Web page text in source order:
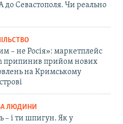
до Севастополя. Чи реально
– не Росія»: маркетплейс
припинив прийом нових
на Кримському
ЛЮДИНИ
– і ти шпигун. Як у